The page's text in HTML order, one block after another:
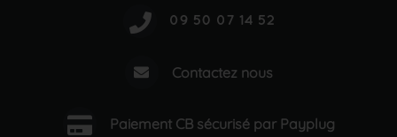
Contactez nous
Paiement CB sécurisé par Payplug